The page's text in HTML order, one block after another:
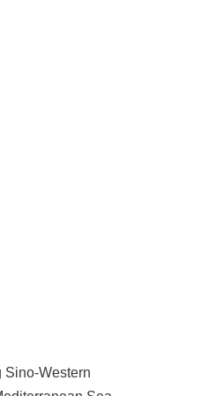
Sino-Western